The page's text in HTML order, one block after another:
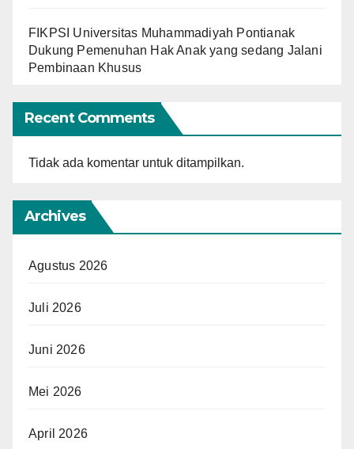
FIKPSI Universitas Muhammadiyah Pontianak
Dukung Pemenuhan Hak Anak yang sedang Jalani
Pembinaan Khusus
Recent Comments
Tidak ada komentar untuk ditampilkan.
Archives
Agustus 2026
Juli 2026
Juni 2026
Mei 2026
April 2026